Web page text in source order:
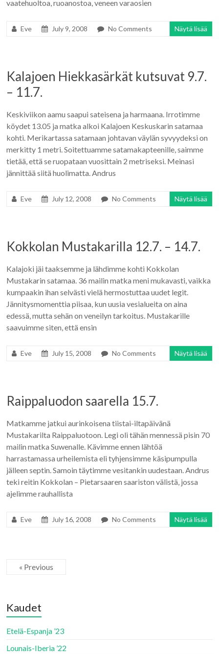
vaatehuoltoa, ruoanostoa, veneen varaosien
Eve July 9, 2008 No Comments Näytä lisää
Kalajoen Hiekkasärkät kutsuvat 9.7.
– 11.7.
Keskiviikon aamu saapui sateisena ja harmaana. Irrotimme
köydet 13.05 ja matka alkoi Kalajoen Keskuskarin satamaa
kohti. Merikartassa satamaan johtavan väylän syvyydeksi on
merkitty 1 metri. Soitettuamme satamakapteenille, saimme
tietää, että se ruopataan vuosittain 2 metriseksi. Meinasi
jännittää siitä huolimatta. Andrus
Eve July 12, 2008 No Comments Näytä lisää
Kokkolan Mustakarilla 12.7. – 14.7.
Kalajoki jäi taaksemme ja lähdimme kohti Kokkolan
Mustakarin satamaa. 36 mailin matka meni mukavasti, vaikka
kumpaakin ihan selvästi vielä hermostuttaa uudet legit.
Jännitysmomenttia piisaa, kun uusia vesialueita on aina
edessä, mutta sehän on veneilyn tarkoitus. Mustakarille
saavuimme siten, että ensin
Eve July 15, 2008 No Comments Näytä lisää
Raippaluodon saarella 15.7.
Matkamme jatkui aurinkoisena tiistai-iltapäivänä
Mustakarilta Raippaluotoon. Legi oli tähän mennessä pisin 70
mailin matka Suwenalle. Kävimme ennen lähtöä
harrastamassa urheilemista eli tyhjensimme käsipumpulla
jälleen septin. Samoin täytimme vesitankin uudestaan. Andrus
teki reitin Kokkolan – Pietarsaaren saariston välistä, jossa
ajelimme rauhallista
Eve July 16, 2008 No Comments Näytä lisää
« Previous
Kaudet
Etelä-Espanja ’23
Lounais-Iberia ’22